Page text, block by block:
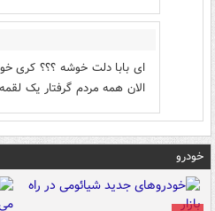
ای بابا دلت خوشه ؟؟؟ کری
الان همه مردم گرفتار یک
خودرو